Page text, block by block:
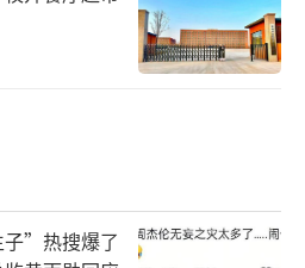
小晴”及其家人生病去
等事由，多次骗取陈先生
告人雪某以非法占有为
子”热搜爆了